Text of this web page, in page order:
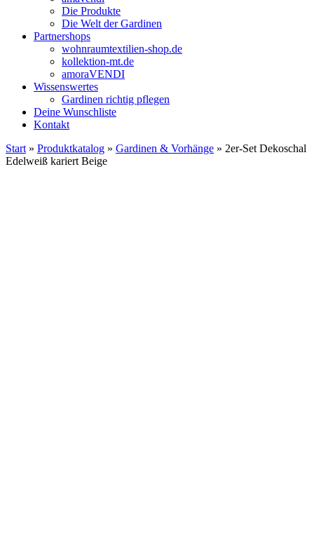
Die Produkte
Die Welt der Gardinen
Partnershops
wohnraumtextilien-shop.de
kollektion-mt.de
amoraVENDI
Wissenswertes
Gardinen richtig pflegen
Deine Wunschliste
Kontakt
Start » Produktkatalog » Gardinen & Vorhänge » 2er-Set Dekoschal
Edelweiß kariert Beige